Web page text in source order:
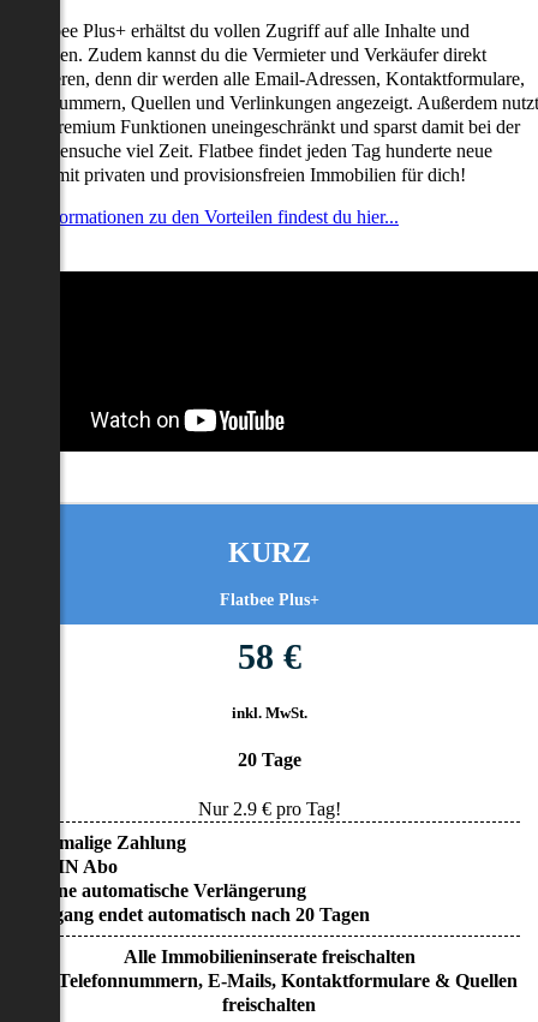
Flatbee Plus+ erhältst du vollen Zugriff auf alle Inhalte und
Zudem kannst du die Vermieter und Verkäufer direkt
denn dir werden alle Email-Adressen, Kontaktformulare,
Quellen und Verlinkungen angezeigt. Außerdem nutzt
alle Premium Funktionen uneingeschränkt und sparst damit bei der
viel Zeit. Flatbee findet jeden Tag hunderte neue
mit privaten und provisionsfreien Immobilien für dich!
Informationen zu den Vorteilen findest du hier...
KURZ
Flatbee Plus+
58 €
inkl. MwSt.
20 Tage
Nur 2.9€ pro Tag!
• Einmalige Zahlung
• KEIN Abo
• Keine automatische Verlängerung
• Zugang endet automatisch nach 20 Tagen
Alle Immobilieninserate freischalten
Alle Telefonnummern, E-Mails, Kontaktformulare & Quellen
freischalten